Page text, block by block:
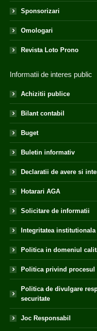
Sponsorizari
Omologari
Revista Loto Prono
Informatii de interes public
Achizitii publice
Bilant contabil
Buget
Buletin informativ
Declaratii de avere si
Hotarari AGA
Solicitare de informatii
Integritatea institutionala
Politica in domeniul
Politica privind
Politica de divulgare
securitate
Joc Responsabil